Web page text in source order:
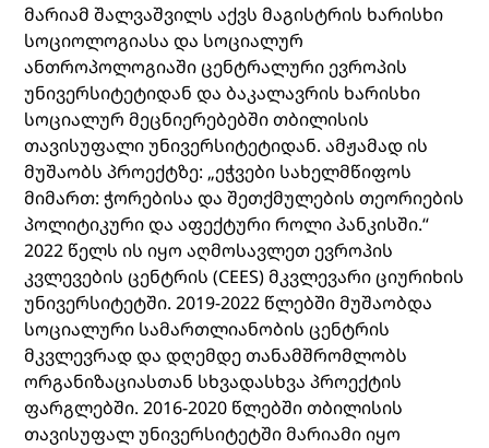
მარიამ შალვაშვილს აქვს მაგისტრის ხარისხი
სოციოლოგიასა და სოციალურ
ანთროპოლოგიაში ცენტრალური ევროპის
უნივერსიტეტიდან და ბაკალავრის ხარისხი
სოციალურ მეცნიერებებში თბილისის
თავისუფალი უნივერსიტეტიდან. ამჟამად ის
მუშაობს პროექტზე: „ეჭვები სახელმწიფოს
მიმართ: ჭორებისა და შეთქმულების თეორიების
პოლიტიკური და აფექტური როლი პანკისში.“
2022 წელს ის იყო აღმოსავლეთ ევროპის
კვლევების ცენტრის (CEES) მკვლევარი ციურიხის
უნივერსიტეტში. 2019-2022 წლებში მუშაობდა
სოციალური სამართლიანობის ცენტრის
მკვლევრად და დღემდე თანამშრომლობს
ორგანიზაციასთან სხვადასხვა პროექტის
ფარგლებში. 2016-2020 წლებში თბილისის
თავისუფალ უნივერსიტეტში მარიამი იყო